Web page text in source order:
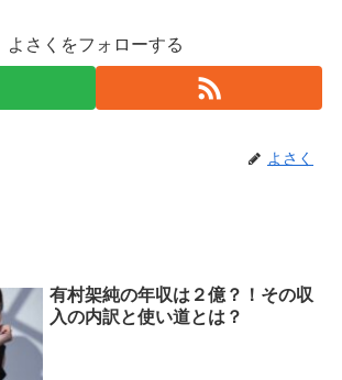
よさくをフォローする
よさく
有村架純の年収は２億？！その収
入の内訳と使い道とは？